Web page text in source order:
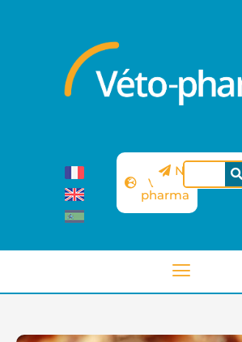
Sitio
Véto-
pharma
Newsletter